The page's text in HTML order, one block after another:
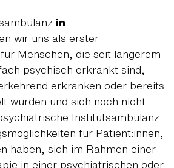
in
wir uns als erster
Menschen, die seit längerem
psychisch erkrankt sind,
erkranken oder bereits
wurden und sich noch nicht
Institutsambulanz
für Patient:innen,
haben, sich im Rahmen einer
in einer psychiatrischen oder